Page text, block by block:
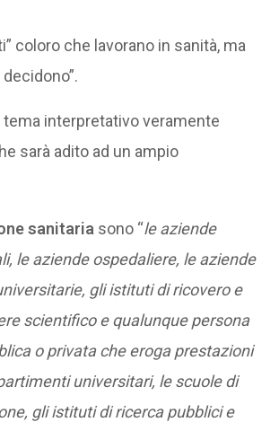
coloro che lavorano in sanità, ma
tema interpretativo veramente
sarà adito ad un ampio
sanitaria sono “le aziende
le aziende ospedaliere, le aziende
gli istituti di ricovero e
scientifico e qualunque persona
o privata che eroga prestazioni
universitari, le scuole di
gli istituti di ricerca pubblici e